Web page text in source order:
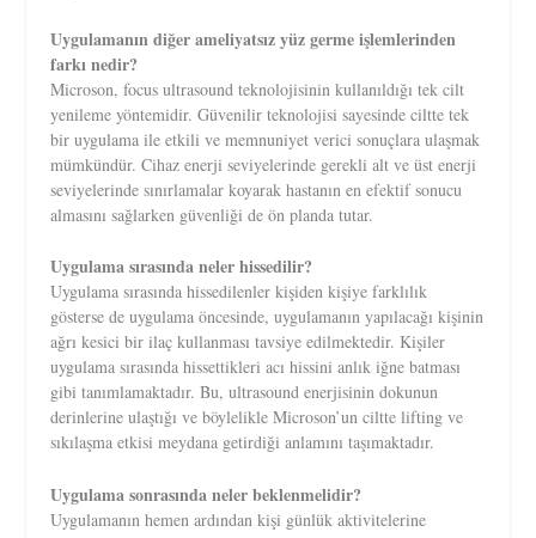
Uygulamanın diğer ameliyatsız yüz germe işlemlerinden
farkı nedir?
Microson, focus ultrasound teknolojisinin kullanıldığı tek cilt
yenileme yöntemidir. Güvenilir teknolojisi sayesinde ciltte tek
bir uygulama ile etkili ve memnuniyet verici sonuçlara ulaşmak
mümkündür. Cihaz enerji seviyelerinde gerekli alt ve üst enerji
seviyelerinde sınırlamalar koyarak hastanın en efektif sonucu
almasını sağlarken güvenliği de ön planda tutar.
Uygulama sırasında neler hissedilir?
Uygulama sırasında hissedilenler kişiden kişiye farklılık
gösterse de uygulama öncesinde, uygulamanın yapılacağı kişinin
ağrı kesici bir ilaç kullanması tavsiye edilmektedir. Kişiler
uygulama sırasında hissettikleri acı hissini anlık iğne batması
gibi tanımlamaktadır. Bu, ultrasound enerjisinin dokunun
derinlerine ulaştığı ve böylelikle Microson’un ciltte lifting ve
sıkılaşma etkisi meydana getirdiği anlamını taşımaktadır.
Uygulama sonrasında neler beklenmelidir?
Uygulamanın hemen ardından kişi günlük aktivitelerine